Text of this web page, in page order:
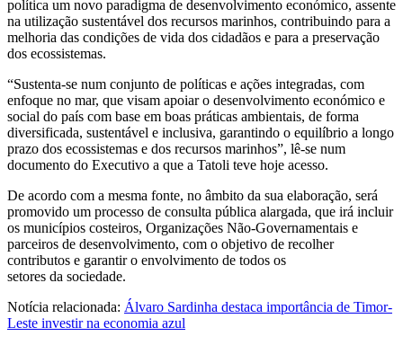
política um novo paradigma de desenvolvimento económico, assente
na utilização sustentável dos recursos marinhos, contribuindo para a
melhoria das condições de vida dos cidadãos e para a preservação
dos ecossistemas.
“Sustenta-se num conjunto de políticas e ações integradas, com
enfoque no mar, que visam apoiar o desenvolvimento económico e
social do país com base em boas práticas ambientais, de forma
diversificada, sustentável e inclusiva, garantindo o equilíbrio a longo
prazo dos ecossistemas e dos recursos marinhos”, lê-se num
documento do Executivo a que a Tatoli teve hoje acesso.
De acordo com a mesma fonte, no âmbito da sua elaboração, será
promovido um processo de consulta pública alargada, que irá incluir
os municípios costeiros, Organizações Não-Governamentais e
parceiros de desenvolvimento, com o objetivo de recolher
contributos e garantir o envolvimento de todos os
setores da sociedade.
Notícia relacionada: Álvaro Sardinha destaca importância de Timor-
Leste investir na economia azul